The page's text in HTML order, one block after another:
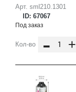
Арт. sml210.1301
ID: 67067
Под заказ
Кол-во - +